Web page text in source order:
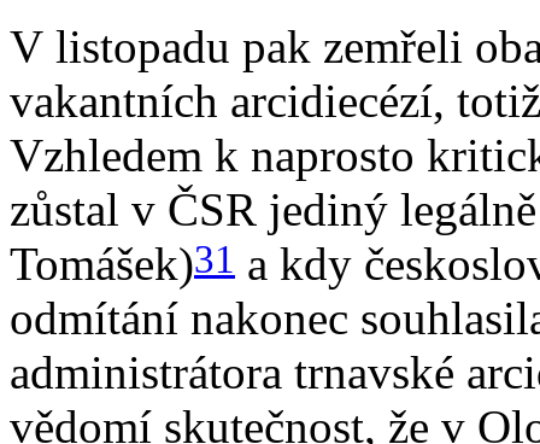
V listopadu pak zemřeli
vakantních arcidiecézí,
Vzhledem k naprosto
zůstal v ČSR jediný
Tomášek)31 a kdy
odmítání nakonec
administrátora trnavské
vědomí skutečnost, že v